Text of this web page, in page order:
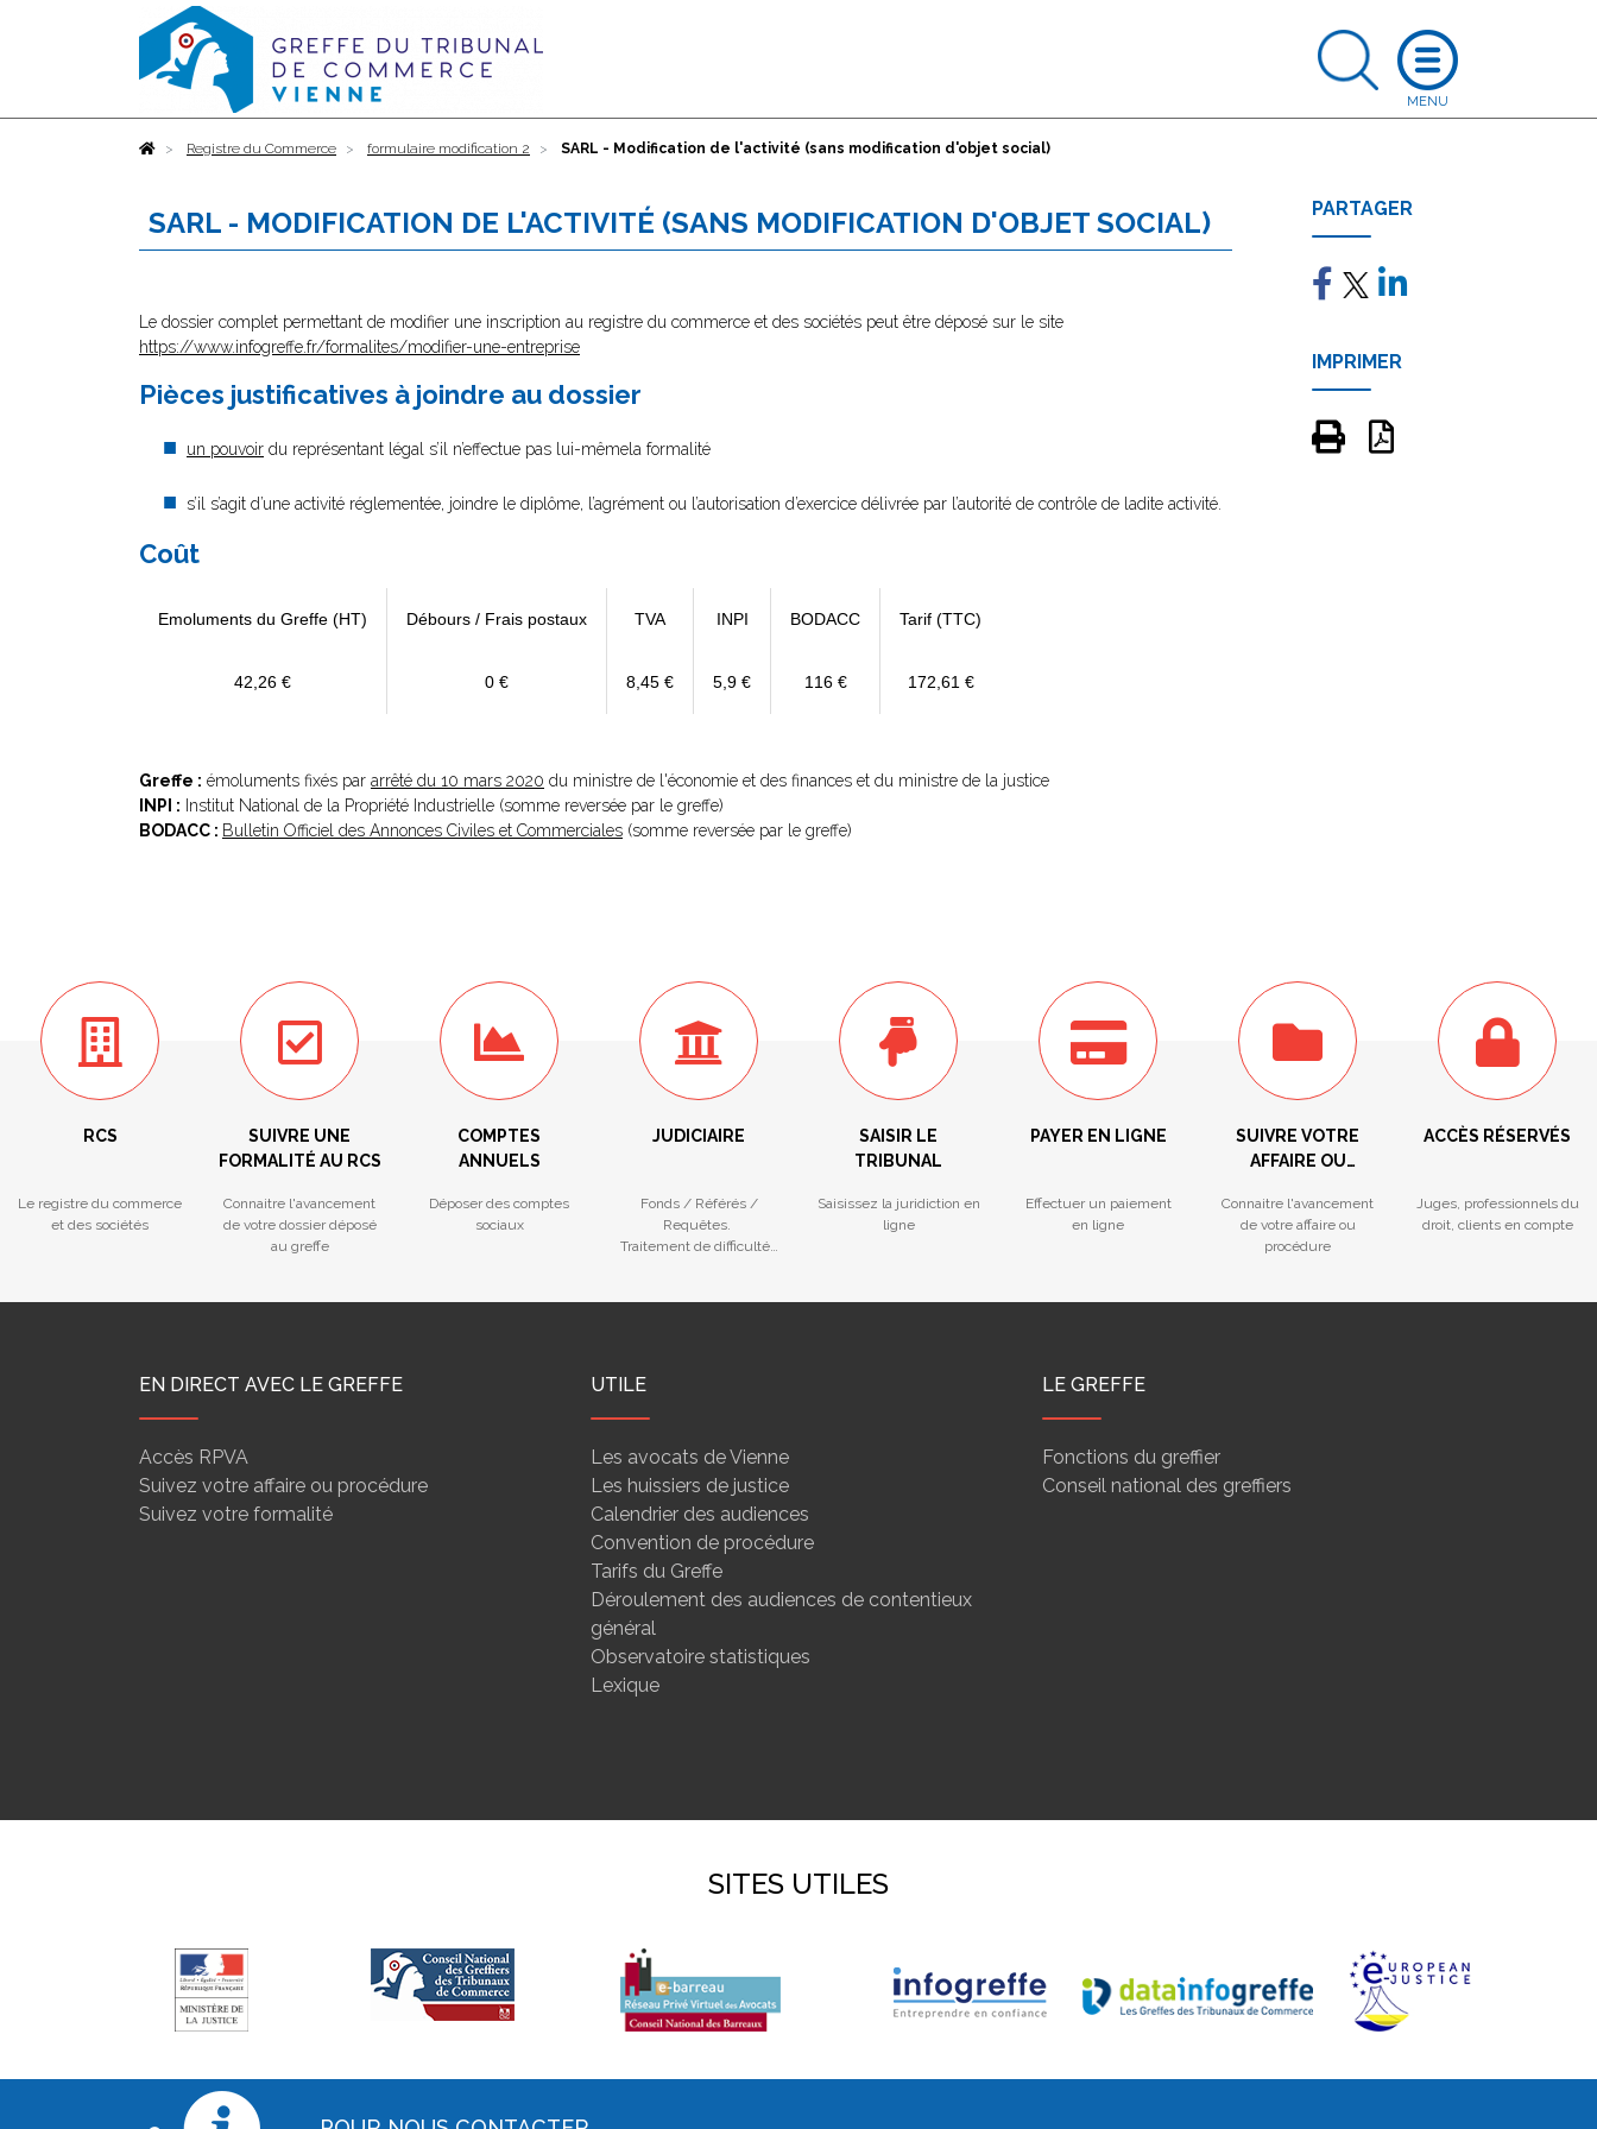
AccueilRegistre du Commerce formulaire modification 2 SARL - Modification de l'activité (sans modification d'objet social)
SARL - MODIFICATION DE L'ACTIVITÉ (SANS MODIFICATION D'OBJET SOCIAL)
Le dossier complet permettant de modifier une inscription au registre du commerce et des sociétés peut être déposé sur le site
https://www.infogreffe.fr/formalites/modifier-une-entreprise
Pièces justificatives à joindre au dossier
un pouvoir du représentant légal s’il n’effectue pas lui-mêmela formalité
s’il s’agit d’une activité réglementée, joindre le diplôme, l’agrément ou l’autorisation d’exercice délivrée par l’autorité de contrôle de ladite activité.
Coût
Emoluments du Greffe (HT) Débours / Frais postaux TVA INPI BODACC Tarif (TTC)
42,26 € 0 € 8,45 € 5,9 € 116 € 172,61 €
Greffe : émoluments fixés par arrêté du 10 mars 2020 du ministre de l'économie et des finances et du ministre de la justice
INPI : Institut National de la Propriété Industrielle (somme reversée par le greffe)
BODACC : Bulletin Officiel des Annonces Civiles et Commerciales (somme reversée par le greffe)
PARTAGER
IMPRIMER
RCS
Le registre du commerce
et des sociétés
SUIVRE UNE
FORMALITÉ AU RCS
Connaitre l'avancement
de votre dossier déposé
au greffe
COMPTES
ANNUELS
Déposer des comptes
sociaux
JUDICIAIRE
Fonds / Référés /
Requêtes.
Traitement de difficultés
SAISIR LE
TRIBUNAL
Saisissez la juridiction en
ligne
PAYER EN LIGNE
Effectuer un paiement
en ligne
SUIVRE VOTRE
AFFAIRE OU
Connaitre l'avancement
de votre affaire ou
procédure
ACCÈS RÉSERVÉS
Juges, professionnels du
droit, clients en compte
EN DIRECT AVEC LE GREFFE
Accès RPVA
Suivez votre affaire ou procédure
Suivez votre formalité
UTILE
Les avocats de Vienne
Les huissiers de justice
Calendrier des audiences
Convention de procédure
Tarifs du Greffe
Déroulement des audiences de contentieux
général
Observatoire statistiques
Lexique
LE GREFFE
Fonctions du greffier
Conseil national des greffiers
SITES UTILES